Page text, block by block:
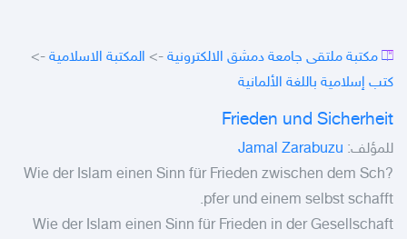
مكتبة ملتقى جامعة دمشق الالكترونية -> المكتبة الاسلامية ->
كتب إسلامية باللغة الألمانية
Frieden und Sicherheit
للمؤلف: Jamal Zarabuzu
Wie der Islam einen Sinn für Frieden zwischen dem Sch?
pfer und einem selbst schafft.
Wie der Islam einen Sinn für Frieden in der Gesellschaft